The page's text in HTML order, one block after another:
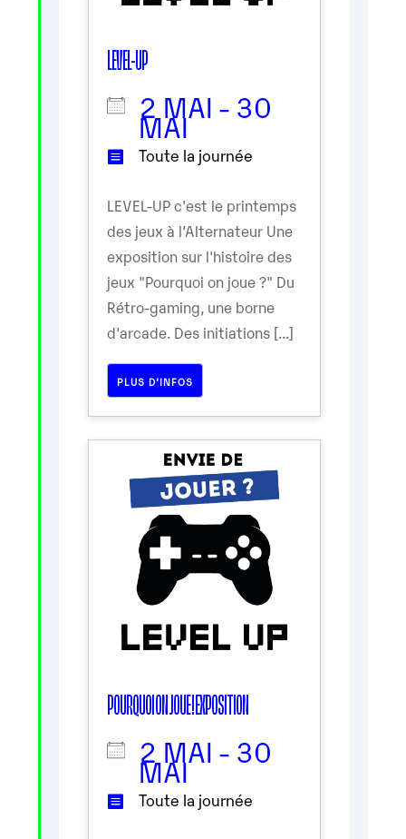
LEVEL-UP
2 MAI - 30
MAI
Toute la journée
LEVEL-UP c'est le printemps
des jeux à l’Alternateur Une
exposition sur l'histoire des
jeux "Pourquoi on joue ?" Du
Rétro-gaming, une borne
d'arcade. Des initiations [...]
PLUS D’INFOS
POURQUOI ON JOUE ! EXPOSITION
2 MAI - 30
MAI
Toute la journée